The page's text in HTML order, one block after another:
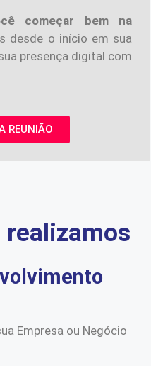
começar bem na
desde o início em sua
presença digital com
REUNIÃO
realizamos
Empresa ou Negócio